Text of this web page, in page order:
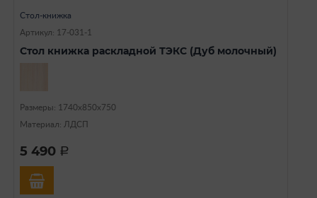
Стол-книжка
Артикул: 17-031-1
Стол книжка раскладной ТЭКС (Дуб молочный)
Размеры: 1740х850х750
Материал: ЛДСП
5 490 a